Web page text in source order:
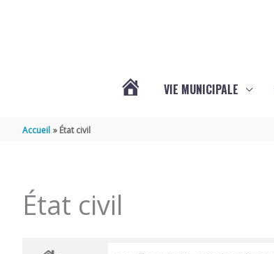
MAZERAY
VIE MUNICIPALE
Accueil État civil
État civil